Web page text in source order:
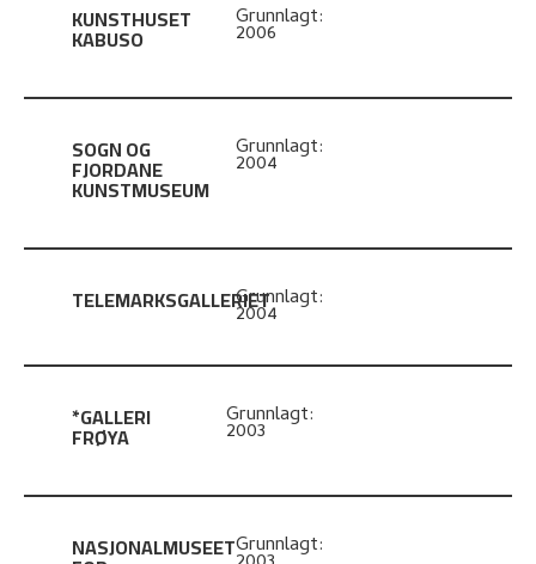
KUNSTHUSET
KABUSO
Grunnlagt:
2006
SOGN OG
FJORDANE
KUNSTMUSEUM
Grunnlagt:
2004
TELEMARKSGALLERIETGrunnlagt:
2004
*GALLERI
FRØYA
Grunnlagt:
2003
NASJONALMUSEETGrunnlagt: